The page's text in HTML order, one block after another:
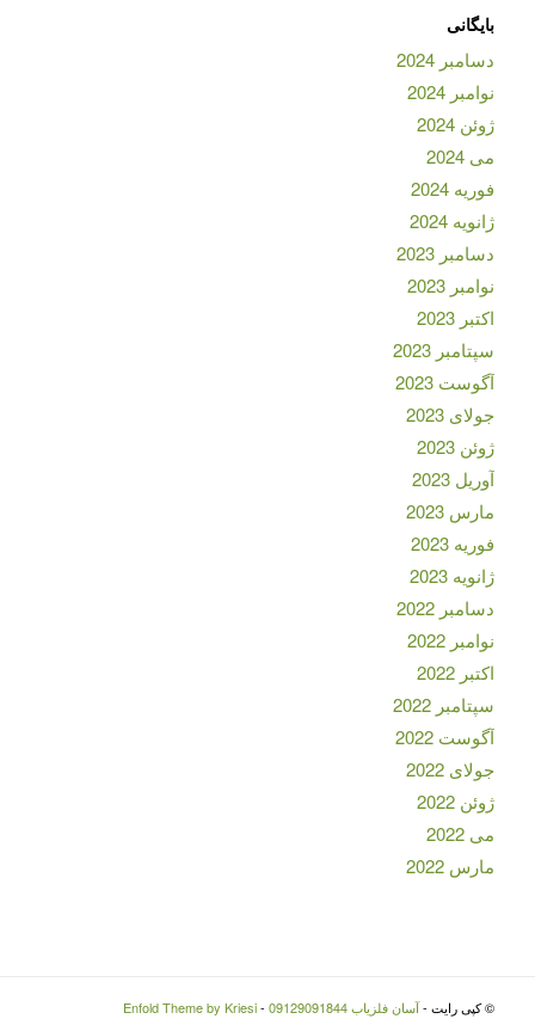
بایگانی
دسامبر 2024
نوامبر 2024
ژوئن 2024
می 2024
فوریه 2024
ژانویه 2024
دسامبر 2023
نوامبر 2023
اکتبر 2023
سپتامبر 2023
آگوست 2023
جولای 2023
ژوئن 2023
آوریل 2023
مارس 2023
فوریه 2023
ژانویه 2023
دسامبر 2022
نوامبر 2022
اکتبر 2022
سپتامبر 2022
آگوست 2022
جولای 2022
ژوئن 2022
می 2022
مارس 2022
© کپی رایت -آسان فلزیاب 09129091844 -
Enfold Theme by Kriesi